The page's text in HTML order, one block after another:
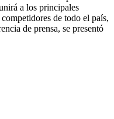
a los principales
de todo el país,
de prensa, se presentó